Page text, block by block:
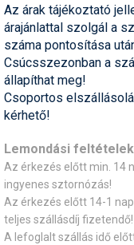
Az árak tájékoztató
árajánlattal szolgál a
száma pontosítása
Csúcsszezonban a
állapíthat meg!
Csoportos
kérhető!
Lemondási
Az érkezés előtt min. 14
ingyenes sztornózás!
Az érkezés előtt 14-1
teljes szállásdíj fizetendő!
A lefoglalt szállás idő